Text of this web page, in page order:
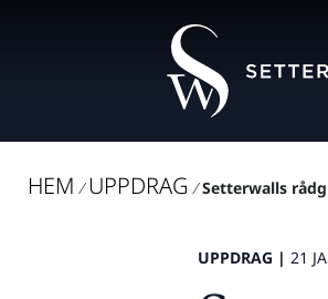
HEM / UPPDRAG / Setterwalls
UPPDRAG | 21